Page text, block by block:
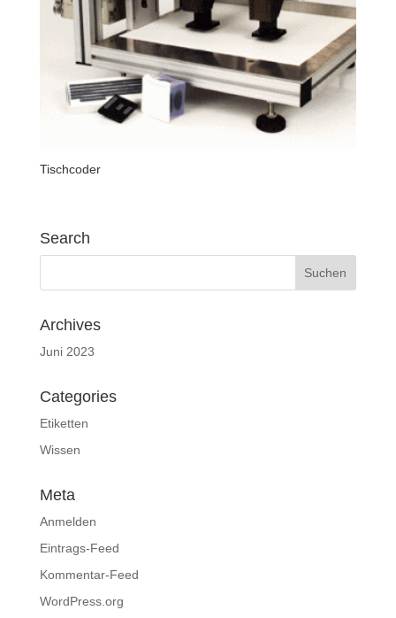
Tischcoder
Search
Archives
Juni 2023
Categories
Etiketten
Wissen
Meta
Anmelden
Eintrags-Feed
Kommentar-Feed
WordPress.org